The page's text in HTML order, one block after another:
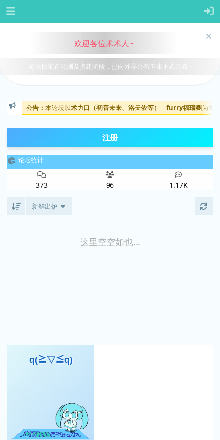
欢迎各位术术人~
论坛目前在公测及搭建阶段，已向外界公布但未正式公布~
公告： 本论坛以术力口（初音未来、洛天依等） 、 furry福瑞圈为主
注册
全部稿件
论坛统计
373 96 1.17K
新鲜出炉
这里空空如也...